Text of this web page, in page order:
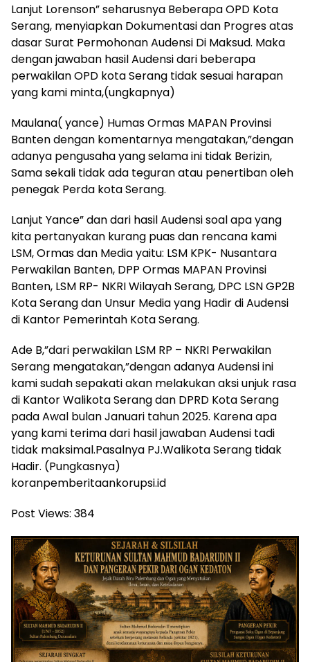
Lanjut Lorenson” seharusnya Beberapa OPD Kota
Serang, menyiapkan Dokumentasi dan Progres atas
dasar Surat Permohonan Audensi Di Maksud. Maka
dengan jawaban hasil Audensi dari beberapa
perwakilan OPD kota Serang tidak sesuai harapan
yang kami minta,(ungkapnya)
Maulana( yance) Humas Ormas MAPAN Provinsi
Banten dengan komentarnya mengatakan,”dengan
adanya pengusaha yang selama ini tidak Berizin,
Sama sekali tidak ada teguran atau penertiban oleh
penegak Perda kota Serang.
Lanjut Yance” dan dari hasil Audensi soal apa yang
kita pertanyakan kurang puas dan rencana kami
LSM, Ormas dan Media yaitu: LSM KPK- Nusantara
Perwakilan Banten, DPP Ormas MAPAN Provinsi
Banten, LSM RP- NKRI Wilayah Serang, DPC LSN GP2B
Kota Serang dan Unsur Media yang Hadir di Audensi
di Kantor Pemerintah Kota Serang.
Ade B,”dari perwakilan LSM RP – NKRI Perwakilan
Serang mengatakan,”dengan adanya Audensi ini
kami sudah sepakati akan melakukan aksi unjuk rasa
di Kantor Walikota Serang dan DPRD Kota Serang
pada Awal bulan Januari tahun 2025. Karena apa
yang kami terima dari hasil jawaban Audensi tadi
tidak maksimal.Pasalnya PJ.Walikota Serang tidak
Hadir. (Pungkasnya)
koranpemberitaankorupsi.id
Post Views: 384